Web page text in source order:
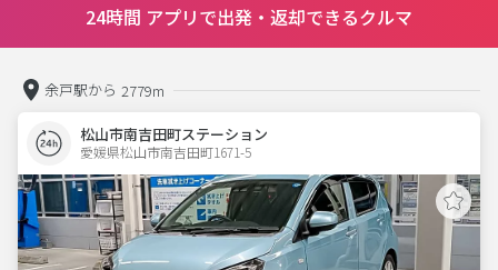
24時間 アプリで出発・返却できるクルマ
余戸駅から 2779m
松山市南吉田町ステーション
愛媛県松山市南吉田町1671-5